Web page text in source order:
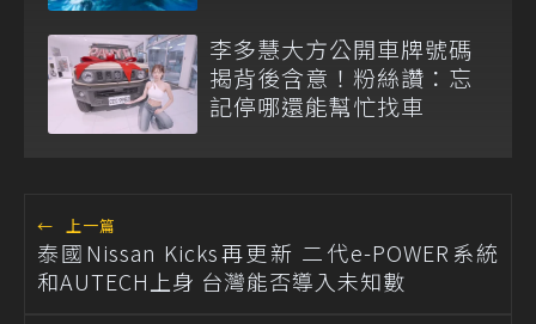
李多慧大方公開車牌號碼
揭背後含意！粉絲讚：忘
記停哪還能幫忙找車
← 上一篇
泰國Nissan Kicks再更新 二代e-POWER系統
和AUTECH上身 台灣能否導入未知數